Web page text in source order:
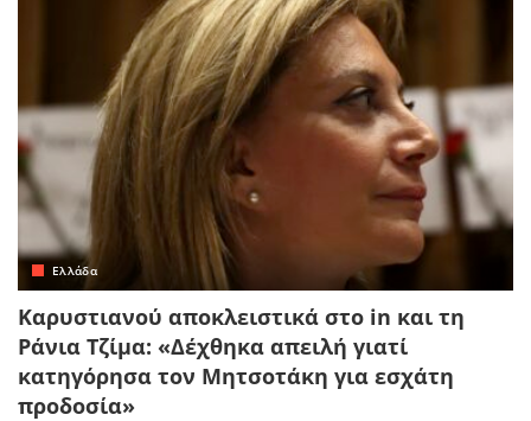
Ελλάδα
Καρυστιανού αποκλειστικά στο in και τη
Ράνια Τζίμα: «Δέχθηκα απειλή γιατί
κατηγόρησα τον Μητσοτάκη για εσχάτη
προδοσία»